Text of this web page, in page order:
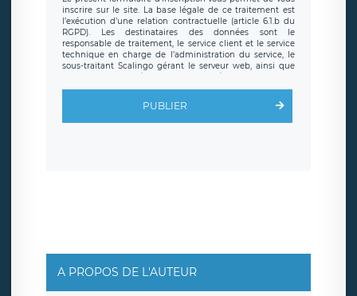
inscrire sur le site. La base légale de ce traitement est
l’exécution d’une relation contractuelle (article 6.1.b du
RGPD). Les destinataires des données sont le
responsable de traitement, le service client et le service
technique en charge de l’administration du service, le
sous-traitant Scalingo gérant le serveur web, ainsi que
d’inscription est hébergé sur un serveur hébergé par
clauses de
protection conformes au RGPD
. Les données collectées
sont conservées jusqu’à ce que l’Internaute en sollicite la
rue Léopold Sédar Senghor, joignable à l’adresse mail :
responsabledetraitement@legavox.fr. Vous avez
également le droit d’introduire une réclamation auprès
d’une autorité de contrôle.
PUBLIER
A PROPOS DE L'AUTEUR